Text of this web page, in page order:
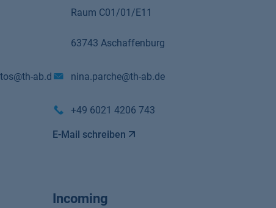
ab.d
Raum C01/01/E11
63743 Aschaffenburg
nina.parche@th-ab.de
+49 6021 4206 743
E-Mail schreiben
Incoming